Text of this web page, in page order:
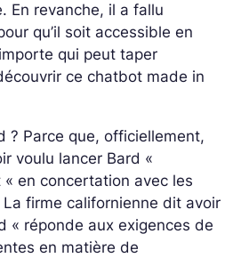
En revanche, il a fallu
qu’il soit accessible en
qui peut taper
ce chatbot made in
? Parce que, officiellement,
voulu lancer Bard «
en concertation avec les
firme californienne dit avoir
« réponde aux exigences de
en matière de